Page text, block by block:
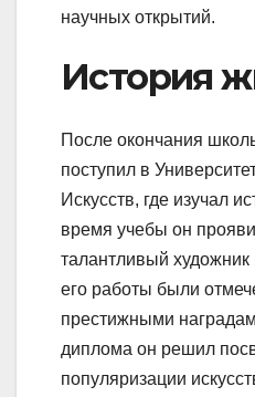
научных открытий.
История
После окончания
поступил в
Искусств, где изучал
время учебы он
талантливый художник
его работы были
престижными
диплома он решил
популяризации